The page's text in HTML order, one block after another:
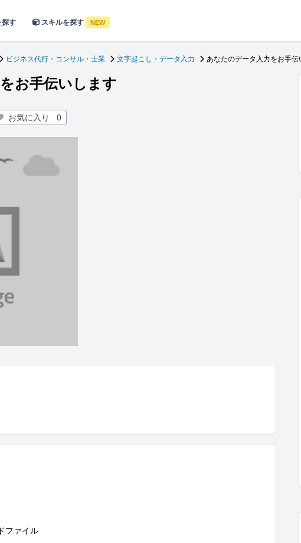
探す スキルを探す NEW
ビジネス代行・コンサル・士業 文字起こし・データ入力 あなたのデータ入力をお手伝
お手伝いします
お気に入り 0
ファイル